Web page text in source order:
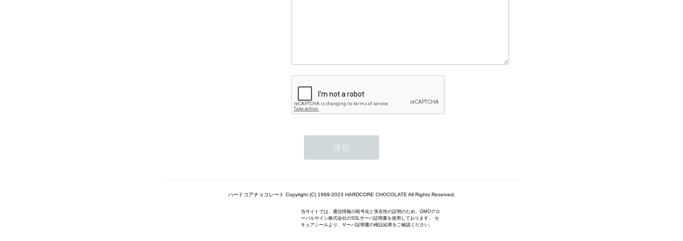
ハードコアチョコレート Copyright (C) 1999-2023 HARDCORE CHOCOLATE All Rights Reserved.
当サイトでは、通信情報の暗号化と実在性の証明のため、GMOグロ
ーバルサイン株式会社のSSLサーバ証明書を使用しております。 セ
キュアシールより、サーバ証明書の検証結果をご確認ください。